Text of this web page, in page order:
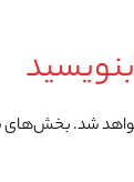
شد.بخش‌های